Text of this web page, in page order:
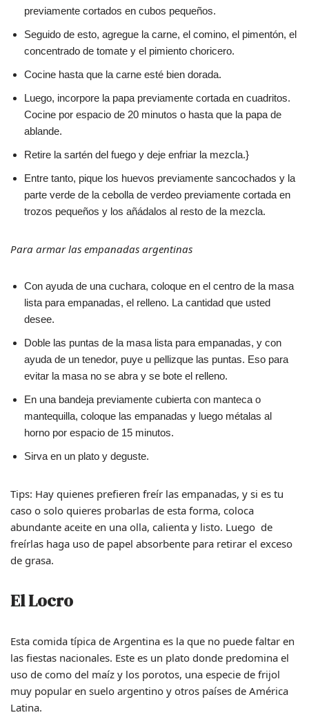
previamente cortados en cubos pequeños.
Seguido de esto, agregue la carne, el comino, el pimentón, el
concentrado de tomate y el pimiento choricero.
Cocine hasta que la carne esté bien dorada.
Luego, incorpore la papa previamente cortada en cuadritos.
Cocine por espacio de 20 minutos o hasta que la papa de
ablande.
Retire la sartén del fuego y deje enfriar la mezcla.}
Entre tanto, pique los huevos previamente sancochados y la
parte verde de la cebolla de verdeo previamente cortada en
trozos pequeños y los añádalos al resto de la mezcla.
Para armar las empanadas argentinas
Con ayuda de una cuchara, coloque en el centro de la masa
lista para empanadas, el relleno. La cantidad que usted
desee.
Doble las puntas de la masa lista para empanadas, y con
ayuda de un tenedor, puye u pellizque las puntas. Eso para
evitar la masa no se abra y se bote el relleno.
En una bandeja previamente cubierta con manteca o
mantequilla, coloque las empanadas y luego métalas al
horno por espacio de 15 minutos.
Sirva en un plato y deguste.
Tips: Hay quienes prefieren freír las empanadas, y si es tu
caso o solo quieres probarlas de esta forma, coloca
abundante aceite en una olla, calienta y listo. Luego de
freírlas haga uso de papel absorbente para retirar el exceso
de grasa.
El Locro
Esta comida típica de Argentina es la que no puede faltar en
las fiestas nacionales. Este es un plato donde predomina el
uso de como del maíz y los porotos, una especie de frijol
muy popular en suelo argentino y otros países de América
Latina.